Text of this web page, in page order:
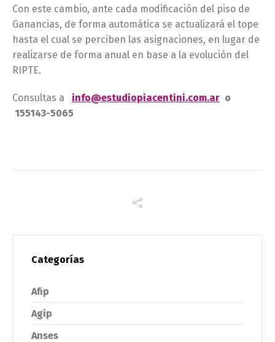
Con este cambio, ante cada modificación del piso de
Ganancias, de forma automática se actualizará el tope
hasta el cual se perciben las asignaciones, en lugar de
realizarse de forma anual en base a la evolución del
RIPTE.
Consultas a info@estudiopiacentini.com.ar o
155143-5065
Categorías
Afip
Agip
Anses